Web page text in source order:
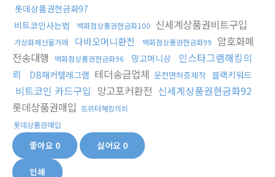
롯데상품권현금화97
비트코인사는법
백화점상품권현금화100 신세계상품권비트구입
가상화폐선물거래 다바오머니환전 백화점상품권현금화99
암호화폐
전송대행
백화점상품권현금화96 망고머니상
인스타그램해킹의
뢰
DB해커텔레그램 테더송금업체 운전면허증제작 블랙키워드
비트코인 카드구입 망고포커환전 신세계상품권현금화92
롯데상품권매입 트위터해킹의뢰
롯데상품권매입
좋아요 0 싫어요 0
인쇄